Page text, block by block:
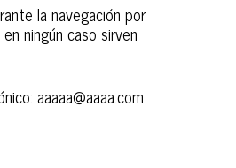
la navegación por
ningún caso sirven
aaaaa@aaaa.com